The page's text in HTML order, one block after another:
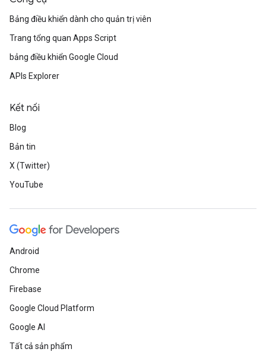
Bảng điều khiển dành cho quản trị viên
Trang tổng quan Apps Script
bảng điều khiển Google Cloud
APIs Explorer
Kết nối
Blog
Bản tin
X (Twitter)
YouTube
Android
Chrome
Firebase
Google Cloud Platform
Google AI
Tất cả sản phẩm